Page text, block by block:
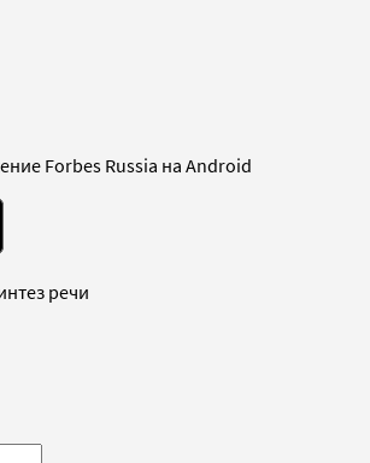
Forbes Russia на Android
речи